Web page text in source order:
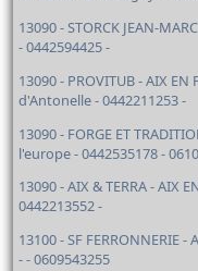
13090 - STORCK JEAN-
- 0442594425 -
13090 - PROVITUB - AIX
d'Antonelle - 0442211253 -
13090 - FORGE ET
l'europe - 0442535178 -
13090 - AIX & TERRA - AIX
0442213552 -
13100 - SF FERRONNERIE
- - 0609543255